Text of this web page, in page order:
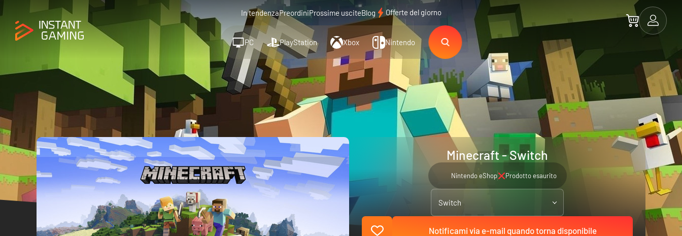
In tendenzaPreordiniProssime usciteBlog Offerte del giorno
PC PlayStation Xbox Nintendo
Minecraft - Switch
Nintendo eShop Prodotto esaurito
Switch
Notificami via e-mail quando torna disponibile